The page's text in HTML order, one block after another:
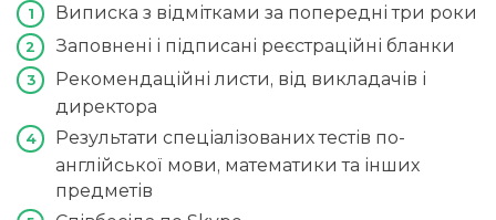
Виписка з відмітками за попередні три роки
Заповнені і підписані реєстраційні бланки
Рекомендаційні листи, від викладачів і
директора
Результати спеціалізованих тестів по-
англійської мови, математики та інших
предметів